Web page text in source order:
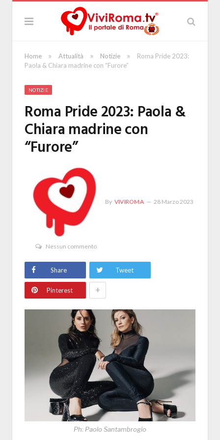
Home » Attualità » Notizie »
Roma Pride 2023:
Paola & Chiara madrine con “Furore”
NOTIZIE
Roma Pride 2023: Paola &
Chiara madrine con
“Furore”
By VIVIROMA 28 Marzo 2023
Nessun commento
Share Tweet
Pinterest +
Ph: Paolo Santambrogio